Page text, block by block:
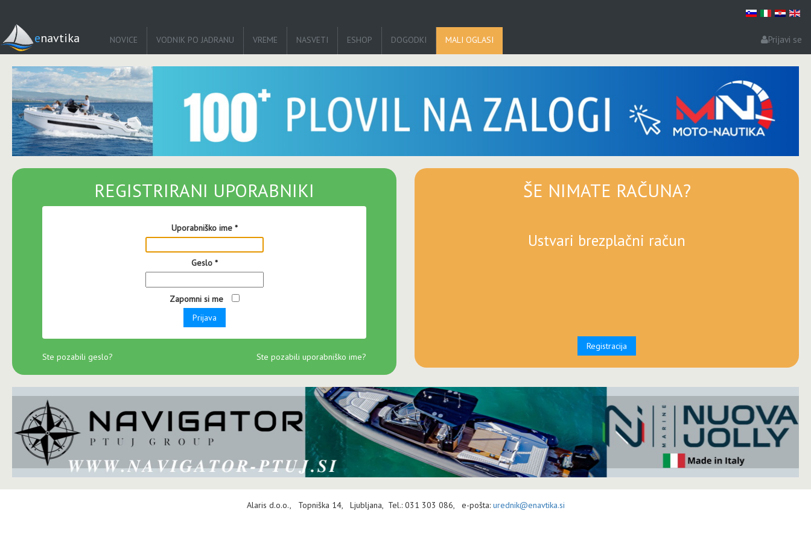
enavtika NOVICE VODNIK PO JADRANU VREME NASVETI ESHOP DOGODKI MALI OGLASI Prijavi se
REGISTRIRANI UPORABNIKI
Uporabniško ime*
Geslo*
Zapomni si me
Prijava
Ste pozabili geslo? Ste pozabili uporabniško ime?
ŠE NIMATE RAČUNA?
Ustvari brezplačni račun
Registracija
Alaris d.o.o., Topniška 14, Ljubljana, Tel.: 031 303 086, e-pošta: urednik@enavtika.si